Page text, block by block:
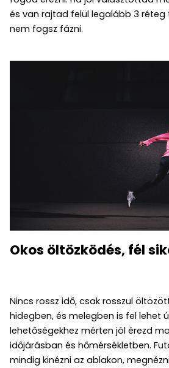
és van rajtad felül legalább 3 réteg
nem fogsz fázni.
Okos öltözködés, fél
Nincs rossz idő, csak rosszul
hidegben, és melegben is fel lehet
lehetőségekhez mérten jól érezd
időjárásban és hőmérsékletben.
mindig kinézni az ablakon,